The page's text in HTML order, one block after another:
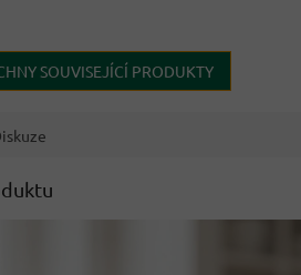
SOUVISEJÍCÍ PRODUKTY